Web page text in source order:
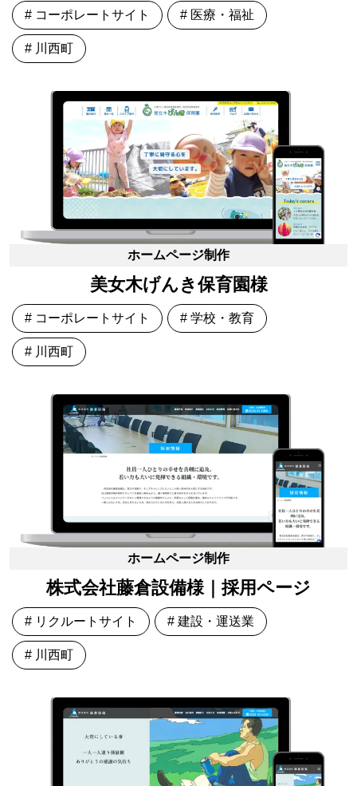
# コーポレートサイト # 医療・福祉
# 川西町
ホームページ制作
美女木げんき保育園様
# コーポレートサイト # 学校・教育
# 川西町
ホームページ制作
株式会社藤倉設備様｜採用ページ
# リクルートサイト # 建設・運送業
# 川西町